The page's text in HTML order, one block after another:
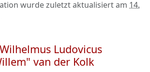
wurde zuletzt aktualisiert am 14.
Ludovicus
van der Kolk